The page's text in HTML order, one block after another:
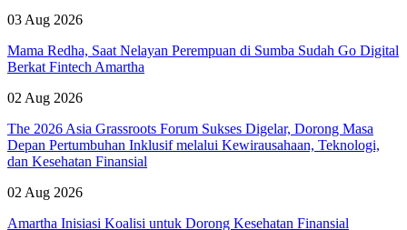
03 Aug 2026
Mama Redha, Saat Nelayan Perempuan di Sumba Sudah Go Digital
Berkat Fintech Amartha
02 Aug 2026
The 2026 Asia Grassroots Forum Sukses Digelar, Dorong Masa
Depan Pertumbuhan Inklusif melalui Kewirausahaan, Teknologi,
dan Kesehatan Finansial
02 Aug 2026
Amartha Inisiasi Koalisi untuk Dorong Kesehatan Finansial